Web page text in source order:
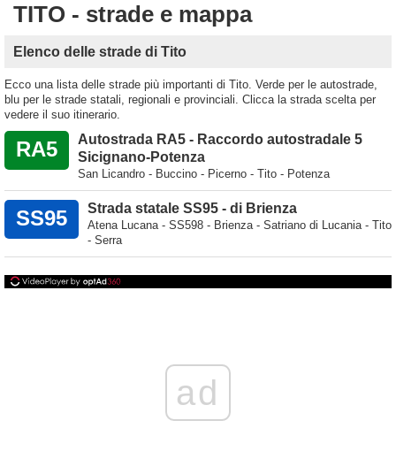
TITO - strade e mappa
Elenco delle strade di Tito
Ecco una lista delle strade più importanti di Tito. Verde per le autostrade,
blu per le strade statali, regionali e provinciali. Clicca la strada scelta per
vedere il suo itinerario.
RA5
Autostrada RA5 - Raccordo autostradale 5
Sicignano-Potenza
San Licandro - Buccino - Picerno - Tito - Potenza
SS95 Strada statale SS95 - di Brienza
Atena Lucana - SS598 - Brienza - Satriano di Lucania - Tito
- Serra
ad